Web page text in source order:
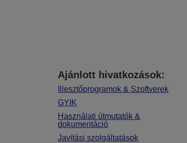
Ajánlott hivatkozások:
Illesztőprogramok & Szoftverek
GYIK
Használati útmutatók &
dokumentáció
Javítási szolgáltatások